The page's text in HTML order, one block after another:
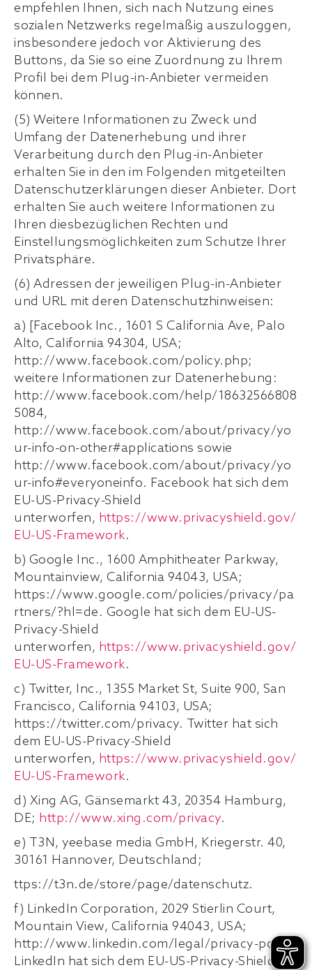
empfehlen Ihnen, sich nach Nutzung eines
sozialen Netzwerks regelmäßig auszuloggen,
insbesondere jedoch vor Aktivierung des
Buttons, da Sie so eine Zuordnung zu Ihrem
Profil bei dem Plug-in-Anbieter vermeiden
können.
(5) Weitere Informationen zu Zweck und
Umfang der Datenerhebung und ihrer
Verarbeitung durch den Plug-in-Anbieter
erhalten Sie in den im Folgenden mitgeteilten
Datenschutzerklärungen dieser Anbieter. Dort
erhalten Sie auch weitere Informationen zu
Ihren diesbezüglichen Rechten und
Einstellungsmöglichkeiten zum Schutze Ihrer
Privatsphäre.
(6) Adressen der jeweiligen Plug-in-Anbieter
und URL mit deren Datenschutzhinweisen:
a) [Facebook Inc., 1601 S California Ave, Palo
Alto, California 94304, USA;
http://www.facebook.com/policy.php;
weitere Informationen zur Datenerhebung:
http://www.facebook.com/help/18632566808
5084,
http://www.facebook.com/about/privacy/yo
ur-info-on-other#applications sowie
http://www.facebook.com/about/privacy/yo
ur-info#everyoneinfo. Facebook hat sich dem
EU-US-Privacy-Shield
unterworfen, https://www.privacyshield.gov/
EU-US-Framework.
b) Google Inc., 1600 Amphitheater Parkway,
Mountainview, California 94043, USA;
https://www.google.com/policies/privacy/pa
rtners/?hl=de. Google hat sich dem EU-US-
Privacy-Shield
unterworfen, https://www.privacyshield.gov/
EU-US-Framework.
c) Twitter, Inc., 1355 Market St, Suite 900, San
Francisco, California 94103, USA;
https://twitter.com/privacy. Twitter hat sich
dem EU-US-Privacy-Shield
unterworfen, https://www.privacyshield.gov/
EU-US-Framework.
d) Xing AG, Gänsemarkt 43, 20354 Hamburg,
DE; http://www.xing.com/privacy.
e) T3N, yeebase media GmbH, Kriegerstr. 40,
30161 Hannover, Deutschland;
ttps://t3n.de/store/page/datenschutz.
f) LinkedIn Corporation, 2029 Stierlin Court,
Mountain View, California 94043, USA;
http://www.linkedin.com/legal/privacy-policy.
LinkedIn hat sich dem EU-US-Privacy-Shield